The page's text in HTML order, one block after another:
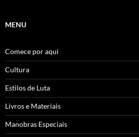
MENU
Comece por aqui
Cultura
Estilos de Luta
Livros e Materiais
Manobras Especiais